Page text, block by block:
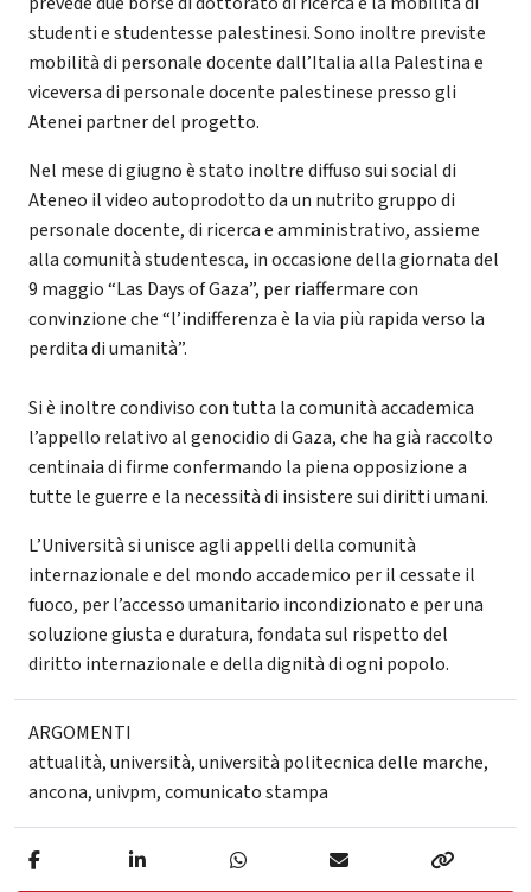
studenti e studentesse palestinesi. Sono inoltre previste
mobilità di personale docente dall’Italia alla Palestina e
viceversa di personale docente palestinese presso gli
Atenei partner del progetto.
Nel mese di giugno è stato inoltre diffuso sui social di
Ateneo il video autoprodotto da un nutrito gruppo di
personale docente, di ricerca e amministrativo, assieme
alla comunità studentesca, in occasione della giornata del
9 maggio “Las Days of Gaza”, per riaffermare con
convinzione che “l’indifferenza è la via più rapida verso la
perdita di umanità”.
Si è inoltre condiviso con tutta la comunità accademica
l’appello relativo al genocidio di Gaza, che ha già raccolto
centinaia di firme confermando la piena opposizione a
tutte le guerre e la necessità di insistere sui diritti umani.
L’Università si unisce agli appelli della comunità
internazionale e del mondo accademico per il cessate il
fuoco, per l’accesso umanitario incondizionato e per una
soluzione giusta e duratura, fondata sul rispetto del
diritto internazionale e della dignità di ogni popolo.
ARGOMENTI
attualità,università,università politecnica delle marche,
ancona,univpm,comunicato stampa